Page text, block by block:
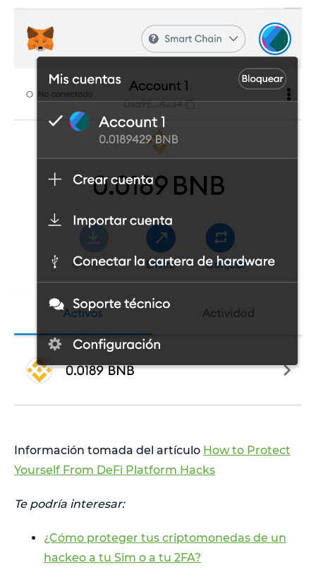
Información tomada del artículo How to Protect
Yourself From DeFi Platform Hacks
Te podría interesar:
¿Cómo proteger tus criptomonedas de un
hackeo a tu Sim o a tu 2FA?